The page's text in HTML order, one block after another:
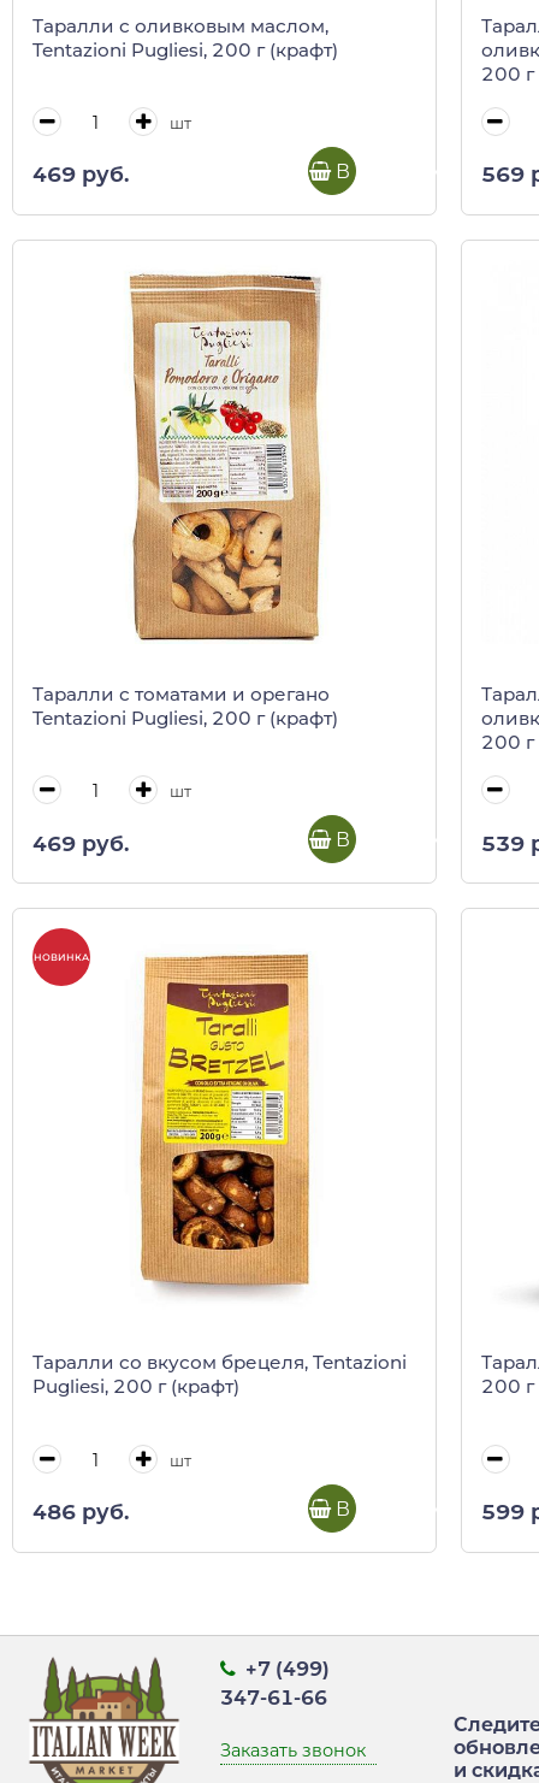
Таралли с оливковым маслом,
Tentazioni Pugliesi, 200 г (крафт)
шт
469 руб. В корзину
200 г
569
Таралли с томатами и орегано
Tentazioni Pugliesi, 200 г (крафт)
шт
469 руб. В корзину
200 г
539
НОВИНКА
Таралли со вкусом брецеля, Tentazioni
Pugliesi, 200 г (крафт)
шт
486 руб. В корзину
200 г
599
+7 (499)
347-61-66
Заказать звонок
и